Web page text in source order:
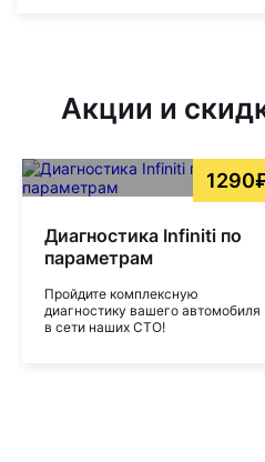
Акции и
Диагностика Infiniti по
параметрам
Пройдите комплексную
диагностику вашего автомобиля
в сети наших СТО!